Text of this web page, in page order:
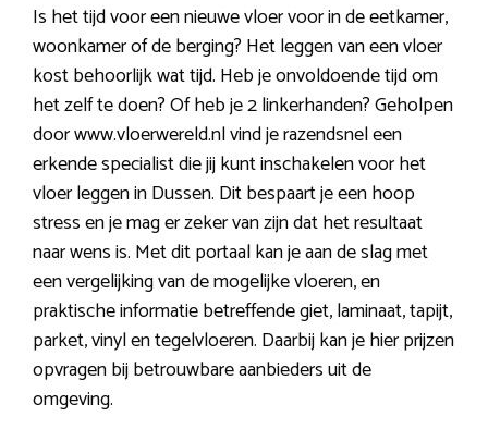
Is het tijd voor een nieuwe vloer voor in de eetkamer,
woonkamer of de berging? Het leggen van een vloer
kost behoorlijk wat tijd. Heb je onvoldoende tijd om
het zelf te doen? Of heb je 2 linkerhanden? Geholpen
door www.vloerwereld.nl vind je razendsnel een
erkende specialist die jij kunt inschakelen voor het
vloer leggen in Dussen. Dit bespaart je een hoop
stress en je mag er zeker van zijn dat het resultaat
naar wens is. Met dit portaal kan je aan de slag met
een vergelijking van de mogelijke vloeren, en
praktische informatie betreffende giet, laminaat, tapijt,
parket, vinyl en tegelvloeren. Daarbij kan je hier prijzen
opvragen bij betrouwbare aanbieders uit de
omgeving.